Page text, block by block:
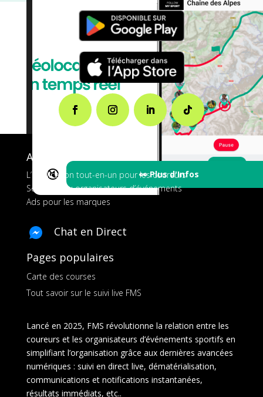
🔇 👀 Plus d'Infos
A propos de FMS
L’application tout-en-un pour les coureurs
Services aux organisateurs d’événements
Ads pour les marques
Chat en Direct
Pages populaires
Carte des courses
Tout savoir sur le suivi live FMS
Lancé en 2025, FMS révolutionne la relation entre les
coureurs et les organisateurs d’événements sportifs en
simplifiant l’organisation grâce aux dernières avancées
numériques : suivi en direct live, dématérialisation,
communications et notifications instantanées,
résultats immédiats, etc..